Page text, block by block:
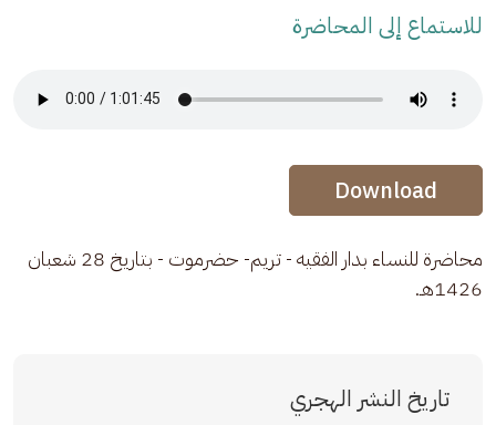
للاستماع إلى المحاضرة
Audio Stream
Audio Stream
Download
محاضرة للنساء بدار الفقيه - تريم- حضرموت - بتاريخ 28 شعبان
1426هـ.
تاريخ النشر الهجري